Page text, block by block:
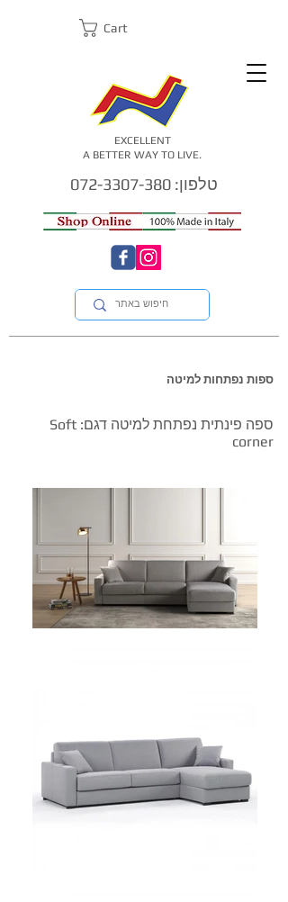
טלפון: 072-3307-380
Cart
EXCELLENT
A BETTER WAY TO LIVE.
ספות נפתחות למיטה
ספה פינתית נפתחת למיטה דגם: Soft
corner